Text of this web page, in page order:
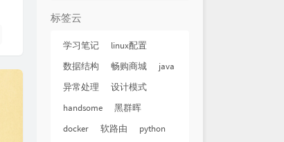
标签云
学习笔记
linux配置
数据结构
畅购商城
java
异常处理
设计模式
handsome
黑群晖
docker
软路由
python